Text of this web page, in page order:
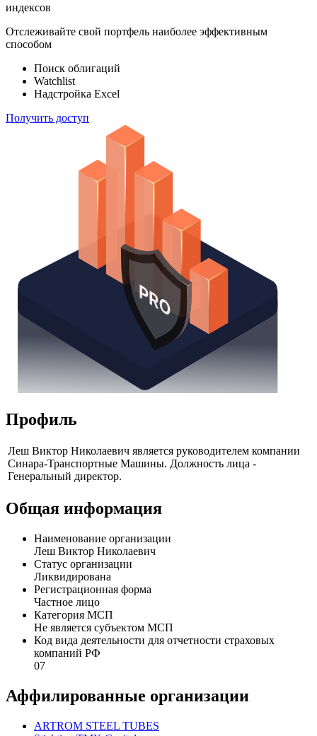
индексов
Отслеживайте свой портфель наиболее эффективным
способом
Поиск облигаций
Watchlist
Надстройка Excel
Получить доступ
Профиль
Леш Виктор Николаевич является руководителем компании
Синара-Транспортные Машины. Должность лица -
Генеральный директор.
Общая информация
Наименование организации
Леш Виктор Николаевич
Статус организации
Ликвидирована
Регистрационная форма
Частное лицо
Категория МСП
Не является субъектом МСП
Код вида деятельности для отчетности страховых
компаний РФ
07
Аффилированные организации
ARTROM STEEL TUBES